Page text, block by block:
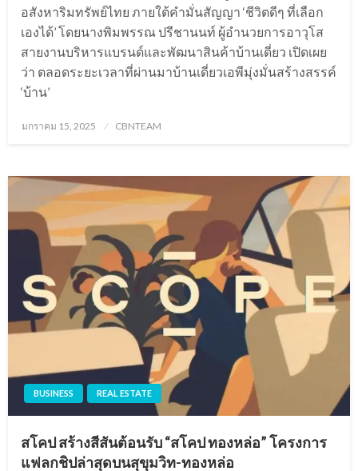
อสังหาริมทรัพย์ไทย ภายใต้คำมั่นสัญญา ‘ชีวิตดีๆ ที่เลือก
เองได้’ โดยนางพิมพรรณ ปรีชานนท์ ผู้อำนวยการอาวุโส
สายงานบริหารแบรนด์และพัฒนาสินค้าบ้านเดี่ยว เปิดเผย
ว่า ตลอดระยะเวลาที่ผ่านมาบ้านเดี่ยวเอพีมุ่งมั่นสร้างสรรค์
‘บ้าน’
Posted
มกราคม 15, 2025 CBNTEAM
BUSINESS REAL ESTATE
สโคป สร้างสีสันต้อนรับ “สโคป ทองหล่อ” โครงการ
แฟลกชิปล่าสุดบนสุขุมวิท-ทองหล่อ